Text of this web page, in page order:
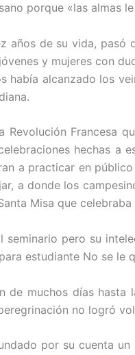
porque «las almas
años de su vida, pasó
y mujeres con
había alcanzado los
Revolución Francesa
hechas a
a practicar en
a donde los
Misa que
seminario pero su
estudiante No se le
de muchos días
no logró
por su cuenta